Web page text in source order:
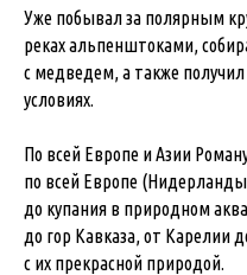
Уже побывал за полярным
реках альпенштоками,
с медведем, а также
условиях.
По всей Европе и Азии
по всей Европе
до купания в природном
до гор Кавказа, от Карелии
с их прекрасной природой.